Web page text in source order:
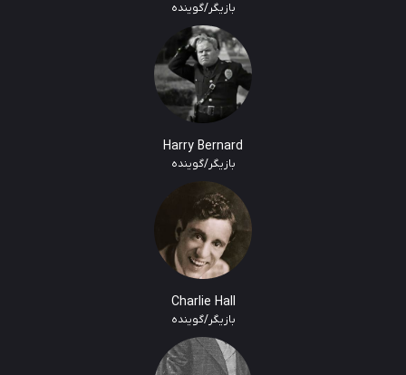
بازیگر/گوینده
Harry Bernard
بازیگر/گوینده
Charlie Hall
بازیگر/گوینده